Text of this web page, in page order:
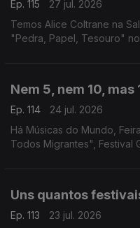
Ep. 115
27 jul. 2026
Temos Alice Coltrane na
"Pedra, Papel, Tesouro"
Nem 5, nem 10, mas
Ep. 114
24 jul. 2026
Há Músicas do Mundo,
Todos Migrantes", Festival
Uns quantos
Ep. 113
23 jul. 2026